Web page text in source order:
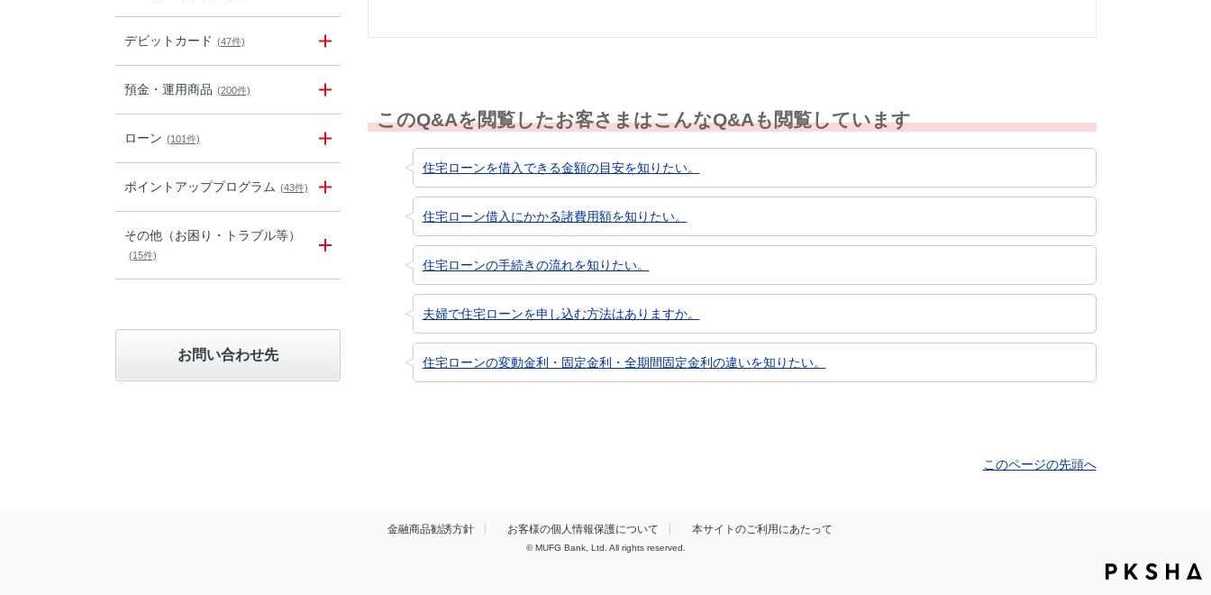
デビットカード (47件)
預金・運用商品 (200件)
ローン (101件)
ポイントアッププログラム (43件)
その他（お困り・トラブル等）
(15件)
お問い合わせ先
このQ&Aを閲覧したお客さまはこんなQ&Aも閲覧しています
住宅ローンを借入できる金額の目安を知りたい。
住宅ローン借入にかかる諸費用額を知りたい。
住宅ローンの手続きの流れを知りたい。
夫婦で住宅ローンを申し込む方法はありますか。
住宅ローンの変動金利・固定金利・全期間固定金利の違いを知りたい。
このページの先頭へ
金融商品勧誘方針 お客様の個人情報保護について 本サイトのご利用にあたって
© MUFG Bank, Ltd. All rights reserved.